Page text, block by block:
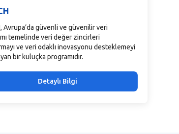
Avrupa’da güvenli ve güvenilir veri
temelinde veri değer zincirleri
ve veri odaklı inovasyonu desteklemeyi
bir kuluçka programıdır.
Detaylı Bilgi